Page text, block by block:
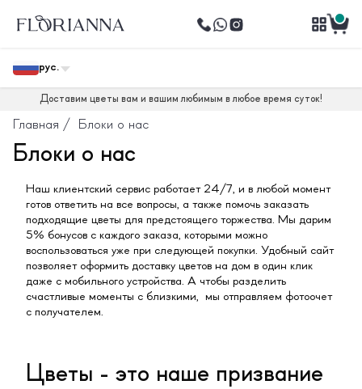
рус.
Доставим цветы вам и вашим любимым в любое время суток!
Главная / Блоки о нас
Блоки о нас
Наш клиентский сервис работает 24/7, и в любой момент
готов ответить на все вопросы, а также помочь заказать
подходящие цветы для предстоящего торжества. Мы дарим
5% бонусов с каждого заказа, которыми можно
воспользоваться уже при следующей покупки. Удобный сайт
позволяет оформить доставку цветов на дом в один клик
даже с мобильного устройства. А чтобы разделить
счастливые моменты с близкими, мы отправляем фотоочет
с получателем.
Цветы - это наше призвание